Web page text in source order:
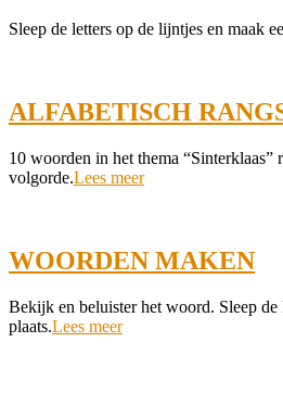
2021-
Sleep de letters op de lijntjes en maak
ALFABETISCH
2021-
11-
10 woorden in het thema “Sinterklaas”
volgorde.Lees meer
WOORDEN MAKEN
2021-
10-
Bekijk en beluister het woord. Sleep de
plaats.Lees meer